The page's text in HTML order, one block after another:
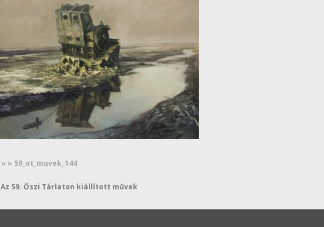
» » 59_ot_muvek_144
Az 59. Őszi Tárlaton kiállított művek